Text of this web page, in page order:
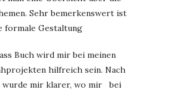
Sehr bemerkenswert ist
formale Gestaltung
Buch wird mir bei meinen
hilfreich sein. Nach
wurde mir klarer, wo mir bei